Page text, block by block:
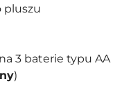
pluszu
3 baterie typu AA
)